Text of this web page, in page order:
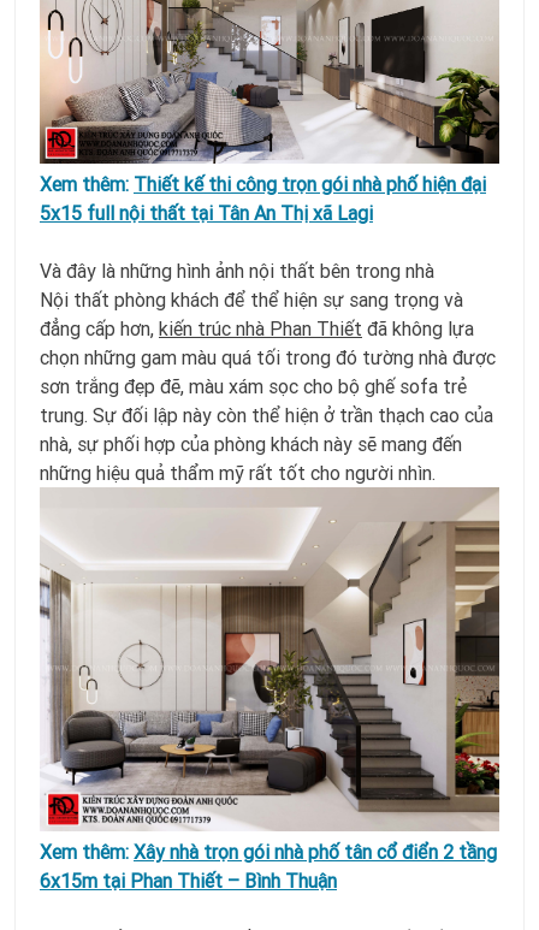
Xem thêm: Thiết kế thi công trọn gói nhà phố hiện đại
5x15 full nội thất tại Tân An Thị xã Lagi
Và đây là những hình ảnh nội thất bên trong nhà
Nội thất phòng khách để thể hiện sự sang trọng và
đẳng cấp hơn, kiến trúc nhà Phan Thiết đã không lựa
chọn những gam màu quá tối trong đó tường nhà được
sơn trắng đẹp đẽ, màu xám sọc cho bộ ghế sofa trẻ
trung. Sự đối lập này còn thể hiện ở trần thạch cao của
nhà, sự phối hợp của phòng khách này sẽ mang đến
những hiệu quả thẩm mỹ rất tốt cho người nhìn.
Xem thêm: Xây nhà trọn gói nhà phố tân cổ điển 2 tầng
6x15m tại Phan Thiết – Bình Thuận